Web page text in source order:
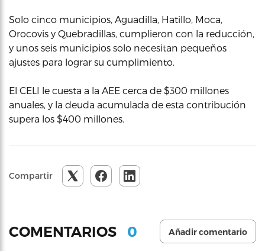
Solo cinco municipios, Aguadilla, Hatillo, Moca,
Orocovis y Quebradillas, cumplieron con la reducción,
y unos seis municipios solo necesitan pequeños
ajustes para lograr su cumplimiento.
El CELI le cuesta a la AEE cerca de $300 millones
anuales, y la deuda acumulada de esta contribución
supera los $400 millones.
Compartir
COMENTARIOS 0 Añadir comentario